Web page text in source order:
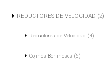
REDUCTORES DE VELOCIDAD (2)
Reductores de Velocidad (4)
Cojines Berlineses (6)